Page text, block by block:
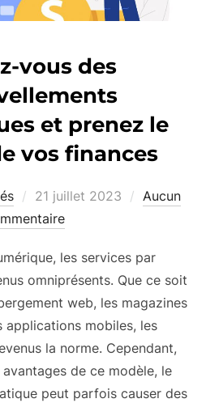
vous des
et prenez le
vos finances
Publié
le
21 juillet 2023
Aucun
les services par
omniprésents. Que ce soit
web, les magazines
applications mobiles, les
la norme. Cependant,
de ce modèle, le
peut parfois causer des